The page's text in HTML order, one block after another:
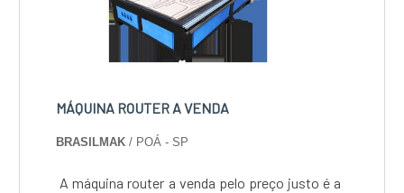
MÁQUINA ROUTER A VENDA
BRASILMAK / POÁ - SP
A máquina router a venda pelo preço justo é a